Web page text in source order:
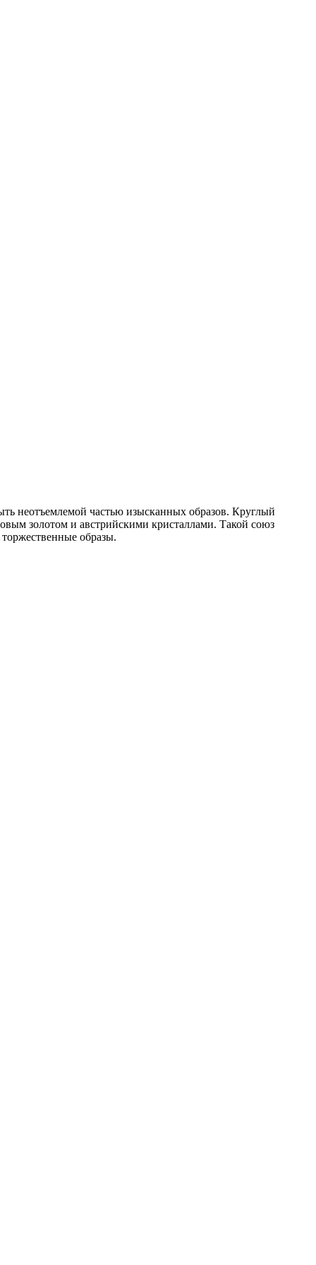
неотъемлемой частью изысканных образов. Круглый
золотом и австрийскими кристаллами. Такой союз
образы.